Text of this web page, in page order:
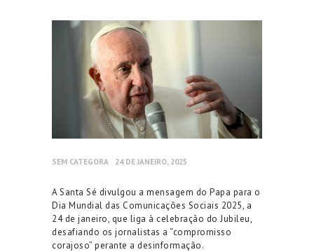
SEM CATEGORA 24 DE JANEIRO, 2025
A Santa Sé divulgou a mensagem do Papa para o
Dia Mundial das Comunicações Sociais 2025, a
24 de janeiro, que liga à celebração do Jubileu,
desafiando os jornalistas a “compromisso
corajoso” perante a desinformação.